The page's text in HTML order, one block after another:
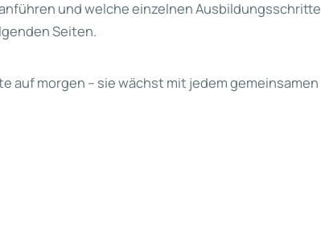
und welche einzelnen Ausbildungsschritte
Seiten.
morgen – sie wächst mit jedem gemeinsamen